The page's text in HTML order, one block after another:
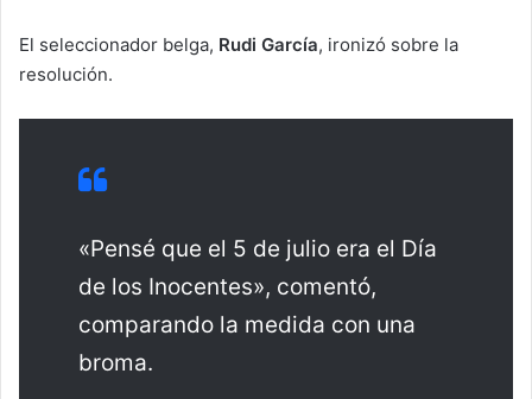
El seleccionador belga, Rudi García, ironizó sobre la
resolución.
«Pensé que el 5 de julio era el Día
de los Inocentes», comentó,
comparando la medida con una
broma.